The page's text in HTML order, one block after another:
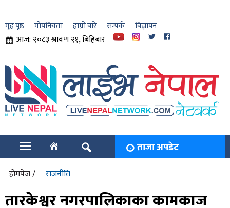
गृह पृष्ठ गोपनियता हाम्रो बारे सम्पर्क बिज्ञापन
आज: २०८३ श्रावण २१, बिहिबार
ताजा अपडेट
होमपेज / राजनीति
तारकेश्वर नगरपालिकाका कामकाज